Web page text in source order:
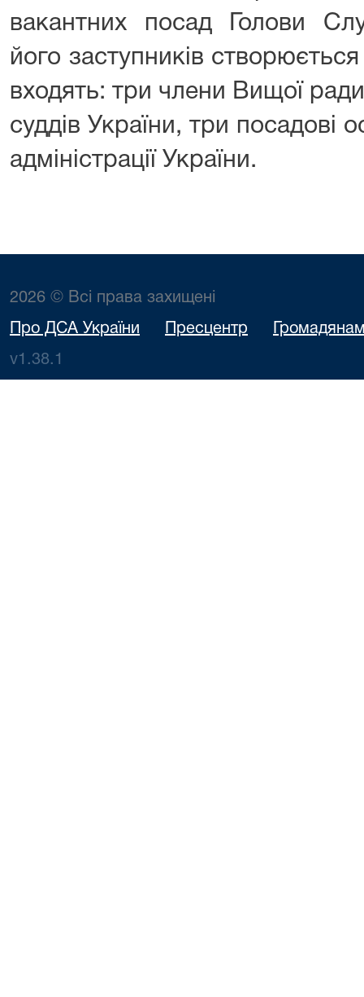
вакантних посад Голови
його заступників
входять: три члени Вищої
суддів України, три посадові
адміністрації України.
2026 © Всі права захищені
Про ДСА України Пресцентр
v1.38.1